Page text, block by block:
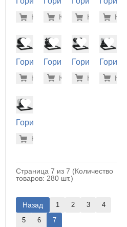
357)
-7% 68.600
Купить406)
-7%
Купить276)
-
Купить320)
Горизонтальный
321)
-7% 75.800
Купить
Горизонтальный
344)
-7%
Купить281)
-
Купить390)
Горизонтальный
359)Купить
Страница 7 из 7 (Количество
товаров: 280 шт.)
Назад 1 2 3
4
5
6 7